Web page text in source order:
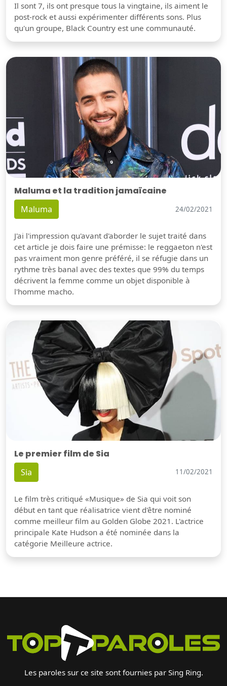
Il sont 7, ils ont presque tous la vingtaine, ils aiment le
post-rock et aussi expérimenter différents sons. Plus
qu'un groupe, Black Country est une communauté.
Maluma et la tradition jamaïcaine
Maluma 24/02/2021
J'ai l'impression qu'avant d'aborder le sujet traité dans
cet article je dois faire une prémisse: le reggaeton n'est
pas vraiment mon genre préféré, il se réfugie dans un
rythme très banal avec des textes que 99% du temps
décrivent la femme comme un objet disponible à
l'homme macho.
Le premier film de Sia
Sia 11/02/2021
Le film très critiqué «Musique» de Sia qui voit son
début en tant que réalisatrice vient d'être nominé
comme meilleur film au Golden Globe 2021. L'actrice
principale Kate Hudson a été nominée dans la
catégorie Meilleure actrice.
Les paroles sur ce site sont fournies par Sing Ring.